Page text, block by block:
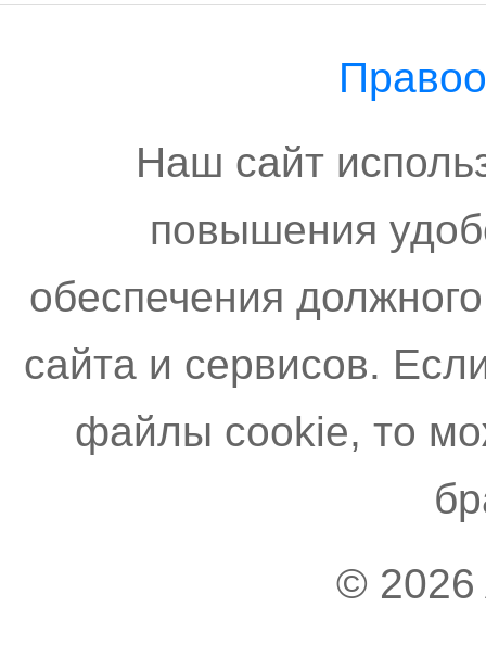
Наш сайт
повышения
обеспечения
сайта и сервисов.
файлы cookie, то
© 2026